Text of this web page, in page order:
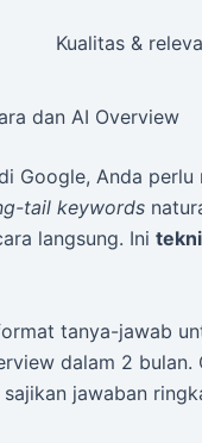
Kualitas &
dan AI Overview
Google, Anda perlu
tail keywords
langsung. Ini
tanya-jawab
dalam 2 bulan.
jawaban